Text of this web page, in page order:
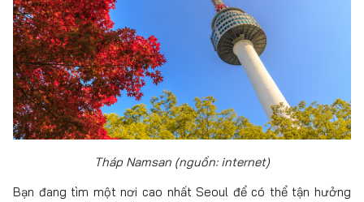
Tháp Namsan (nguồn: internet)
Bạn đang tìm một nơi cao nhất Seoul để có thể tận hưởng